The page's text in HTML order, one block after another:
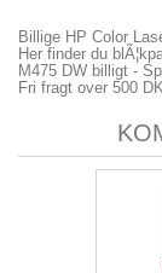
Billige HP Color
Her finder du
M475 DW billigt -
Fri fragt over 500